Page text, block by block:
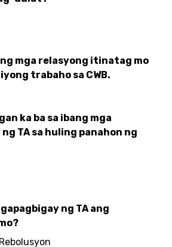
mga relasyong itinatag mo
trabaho sa CWB.
ka ba sa ibang mga
TA sa huling panahon ng
ng TA ang